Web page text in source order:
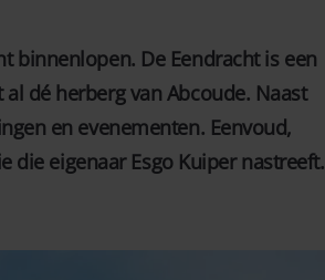
binnenlopen. De Eendracht is een
dé herberg van Abcoude. Naast
en evenementen. Eenvoud,
eigenaar Esgo Kuiper nastreeft.